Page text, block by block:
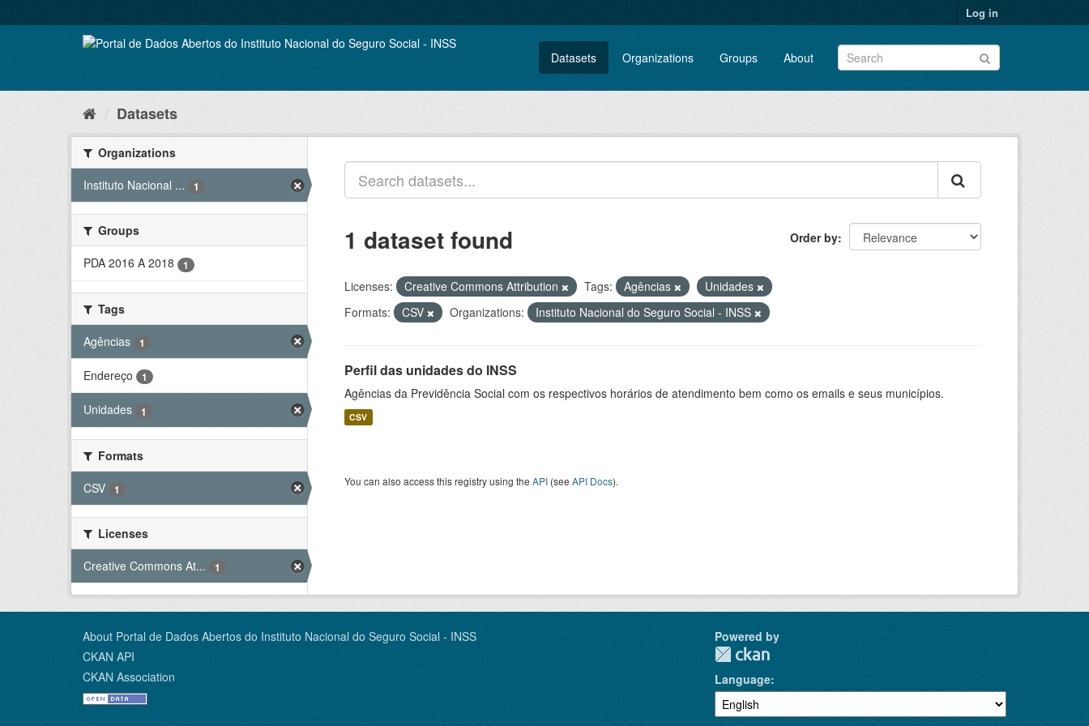
to
Log in
Datasets Organizations Groups About
Datasets
Organizations
Instituto Nacional ...
1
Groups
PDA 2016 A 2018
1
Tags
Agências
1
Endereço 1
Unidades 1
Formats
CSV
1
Licenses
Creative Commons At...
1
Order by
1 dataset found
Licenses: Creative Commons Attribution Tags: Agências
Unidades
Formats:
CSV Organizations: Instituto Nacional do Seguro Social - INSS
Perfil das unidades do INSS
Agências da Previdência Social com os respectivos horários de atendimento bem como os emails e seus municípios.
CSV
You can also access this registry using the API (see API Docs).
About Portal de Dados Abertos do Instituto Nacional do Seguro Social - INSS
CKAN API
CKAN Association
Powered by
Language